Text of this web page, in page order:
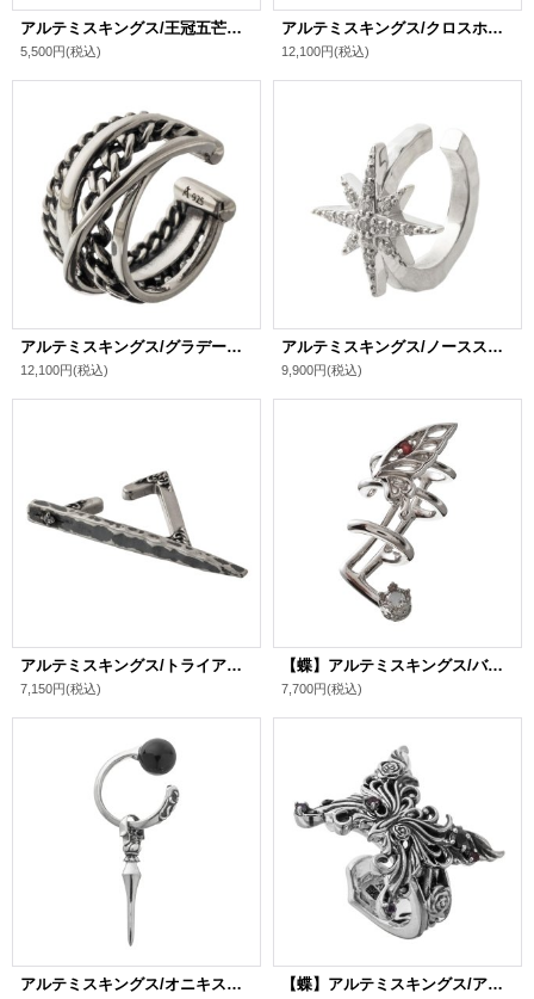
アルテミスキングス/王冠五芒星ピアス シルバ－925 メンズ ブランド
5,500円(税込)
アルテミスキングス/クロスホイールイヤーカフ シルバ－925 メンズ ブランド
12,100円(税込)
アルテミスキングス/グラデーション喜平イヤーカフ シルバ－925 メンズ ブランド
12,100円(税込)
アルテミスキングス/ノーススターイヤーカフ シルバ－925 メンズ ブランド
9,900円(税込)
アルテミスキングス/トライアングルバーイヤーカフ シルバ－925 メンズ ブランド
7,150円(税込)
【蝶】アルテミスキングス/バタフライイヤカフ シルバ－925 レディース ブランド
7,700円(税込)
アルテミスキングス/オニキススピアーイヤーカフ シルバ－925 メンズ ブランド 【蝶】アルテミスキングス/アゲハイヤーカフ シルバ－925 メンズ ブランド